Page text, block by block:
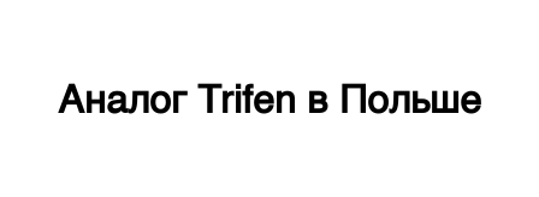
Аналог Trifen в Польше